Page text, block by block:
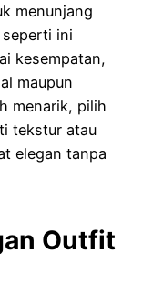
menunjang
ini
kesempatan,
maupun
menarik, pilih
tekstur atau
elegan tanpa
Outfit